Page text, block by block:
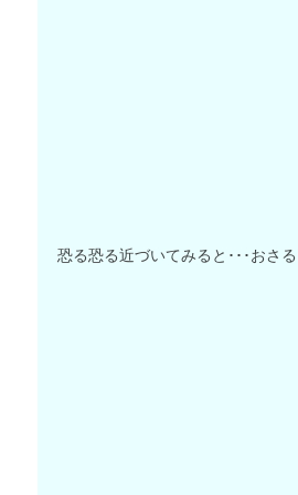
恐る恐る近づいてみると･･･おさ